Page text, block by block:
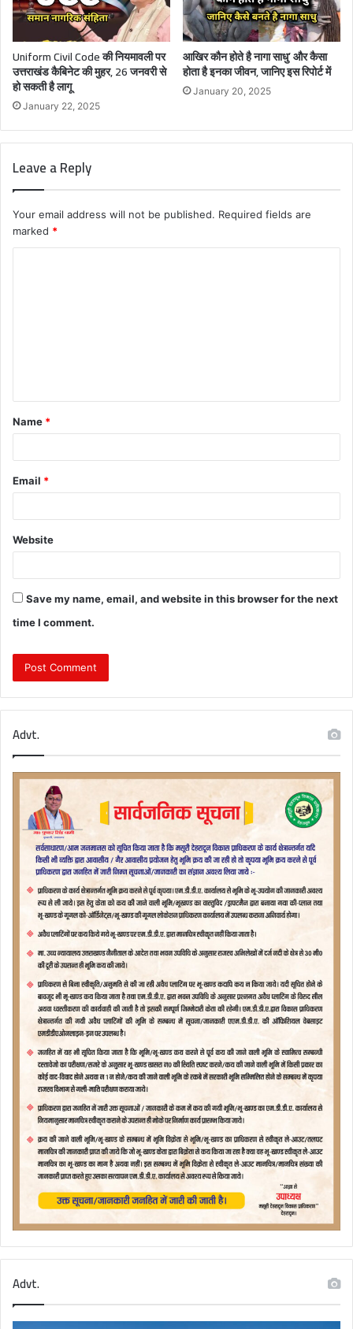
Uniform Civil Code की नियमावली पर
उत्तराखंड कैबिनेट की मुहर, 26 जनवरी से
हो सकती है लागू
January 22, 2025
आखिर कौन होते है नागा साधु’ और कैसा
होता है इनका जीवन, जानिए इस रिपोर्ट में
January 20, 2025
Leave a Reply
Your email address will not be published. Required fields are
marked *
t
*
Name *
Email *
Website
Save my name, email, and website in this browser for the next
time I comment.
Advt.
Advt.